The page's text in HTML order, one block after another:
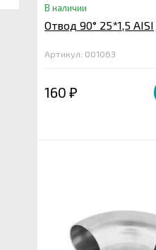
В наличии
Отвод 90° 25*1,5 AISI
Артикул: 001063
160 ₽